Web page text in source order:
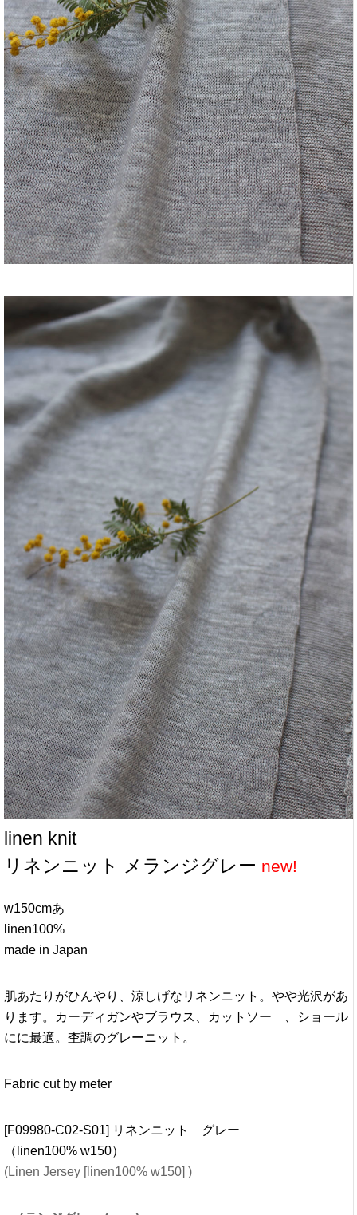
linen knit
リネンニット ホワイト
made in Japan
肌あたりがひんやり、涼しげなリネンニット。やや光沢があ
ります。カーディガンやブラウス、カットソー、ショールに
最適。白のニット。
Fabric cut by meter
[F09980-C01-S01] リネンニット ホワイト
（linen100% w150）
(Linen Jersey [linen100% w150] )
●ホワイト (White)
（50cm単位 / Unit : 50cm）
価格 (JPY) : ￥1661/50cm
※この商品は10cm単位（最低50cm）でご注文下さい。
※10m以上のご注文は10％off
Sold Out